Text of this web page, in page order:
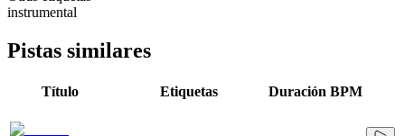
instrumental
Pistas similares
Título Etiquetas Duración BPM